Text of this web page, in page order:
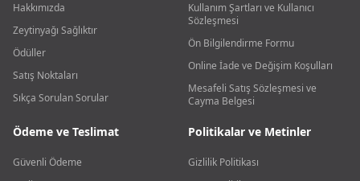
Hakkımızda
Zeytinyağı Sağlıktır
Ödüller
Satış Noktaları
Sıkça Sorulan Sorular
Kullanım Şartları ve Kullanıcı
Sözleşmesi
Ön Bilgilendirme Formu
Online İade ve Değişim Koşulları
Mesafeli Satış Sözleşmesi ve
Cayma Belgesi
Ödeme ve Teslimat
Güvenli Ödeme
Politikalar ve Metinler
Gizlilik Politikası